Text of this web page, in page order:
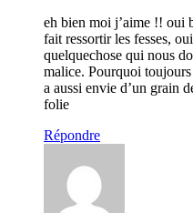
eh bien moi j’aime !! oui
fait ressortir les fesses,
quelquechose qui nous
malice. Pourquoi toujours
a aussi envie d’un grain
folie
Répondre